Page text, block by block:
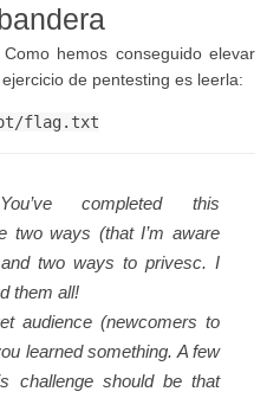
hemos conseguido elevar
de pentesting es leerla:
flag.txt
completed this
two ways (that I’m aware
two ways to privesc. I
them all!
audience (newcomers to
learned something. A few
challenge should be that